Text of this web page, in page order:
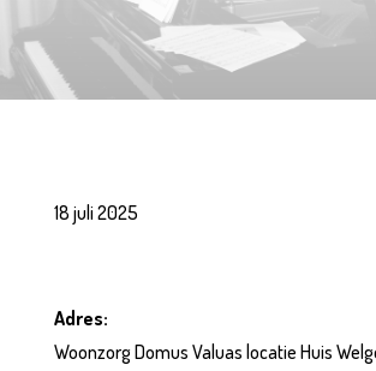
18 juli 2025
Adres:
Woonzorg Domus Valuas locatie Huis